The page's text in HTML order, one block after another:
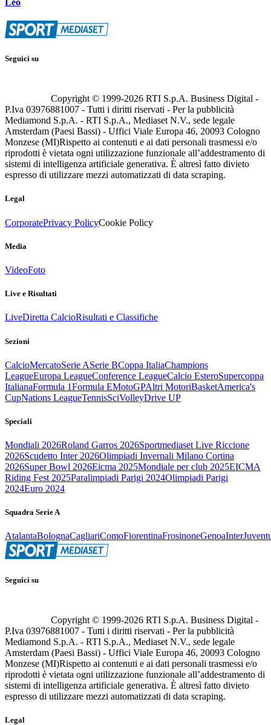
Seguici su
Copyright © 1999-2026 RTI S.p.A. Business Digital -
P.Iva 03976881007 - Tutti i diritti riservati - Per la pubblicità
Mediamond S.p.A. - RTI S.p.A., Mediaset N.V., sede legale
Amsterdam (Paesi Bassi) - Uffici Viale Europa 46, 20093 Cologno
Monzese (MI)Rispetto ai contenuti e ai dati personali trasmessi e/o
riprodotti è vietata ogni utilizzazione funzionale all’addestramento di
sistemi di intelligenza artificiale generativa. È altresì fatto divieto
espresso di utilizzare mezzi automatizzati di data scraping.
Legal
CorporatePrivacy PolicyCookie Policy
Media
VideoFoto
Live e Risultati
LiveDiretta CalcioRisultati e Classifiche
Sezioni
CalcioMercatoSerie ASerie BCoppa ItaliaChampions
LeagueEuropa LeagueConference LeagueCalcio EsteroSupercoppa
ItalianaFormula 1Formula EMotoGPAltri MotoriBasketAmerica's
CupNations LeagueTennisSciVolleyDrive UP
Speciali
Mondiali 2026Roland Garros 2026Sportmediaset Live Riccione
2026Scudetto Inter 2026Olimpiadi Invernali Milano Cortina
2026Super Bowl 2026Eicma 2025Mondiale per club 2025EICMA
Riding Fest 2025Paralimpiadi Parigi 2024Olimpiadi Parigi
2024Euro 2024
Squadra Serie A
AtalantaBolognaCagliariComoFiorentinaFrosinoneGenoaInter
Seguici su
Copyright © 1999-2026 RTI S.p.A. Business Digital -
P.Iva 03976881007 - Tutti i diritti riservati - Per la pubblicità
Mediamond S.p.A. - RTI S.p.A., Mediaset N.V., sede legale
Amsterdam (Paesi Bassi) - Uffici Viale Europa 46, 20093 Cologno
Monzese (MI)Rispetto ai contenuti e ai dati personali trasmessi e/o
riprodotti è vietata ogni utilizzazione funzionale all’addestramento di
sistemi di intelligenza artificiale generativa. È altresì fatto divieto
espresso di utilizzare mezzi automatizzati di data scraping.
Legal